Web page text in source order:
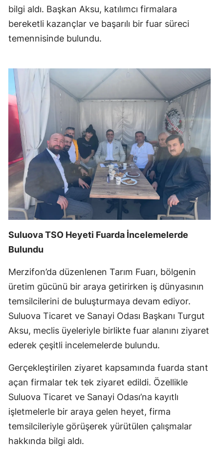
bilgi aldı. Başkan Aksu, katılımcı firmalara
bereketli kazançlar ve başarılı bir fuar süreci
temennisinde bulundu.
Suluova TSO Heyeti Fuarda İncelemelerde
Bulundu
Merzifon’da düzenlenen Tarım Fuarı, bölgenin
üretim gücünü bir araya getirirken iş dünyasının
temsilcilerini de buluşturmaya devam ediyor.
Suluova Ticaret ve Sanayi Odası Başkanı Turgut
Aksu, meclis üyeleriyle birlikte fuar alanını ziyaret
ederek çeşitli incelemelerde bulundu.
Gerçekleştirilen ziyaret kapsamında fuarda stant
açan firmalar tek tek ziyaret edildi. Özellikle
Suluova Ticaret ve Sanayi Odası’na kayıtlı
işletmelerle bir araya gelen heyet, firma
temsilcileriyle görüşerek yürütülen çalışmalar
hakkında bilgi aldı.